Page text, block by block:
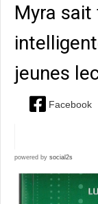
Myra
jeunes
Facebook
powered by social2s